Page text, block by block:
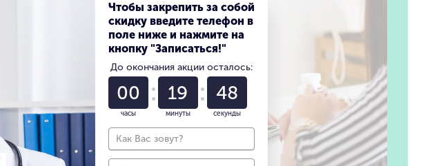
Чтобы закрепить за собой
скидку введите телефон в
поле ниже и нажмите на
кнопку "Записаться!"
До окончания акции осталось:
00
часы
19
минуты
46
секунды